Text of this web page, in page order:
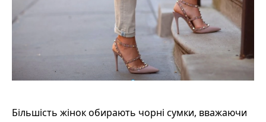
Більшість жінок обирають чорні сумки, вважаючи